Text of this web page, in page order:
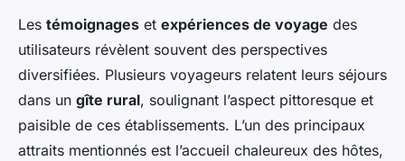
Les témoignages et expériences de voyage des
utilisateurs révèlent souvent des perspectives
diversifiées. Plusieurs voyageurs relatent leurs séjours
dans un gîte rural, soulignant l’aspect pittoresque et
paisible de ces établissements. L’un des principaux
attraits mentionnés est l’accueil chaleureux des hôtes,